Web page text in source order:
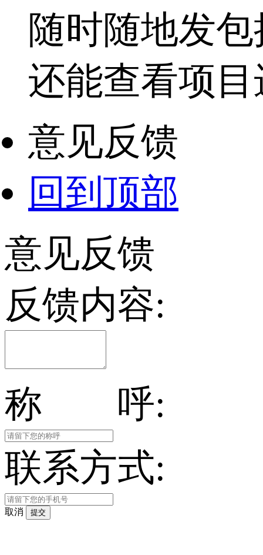
随时随地发
还能查看项
意见反馈
回到顶部
意见反馈
反馈内容:
称 呼:
联系方式:
取消 提交